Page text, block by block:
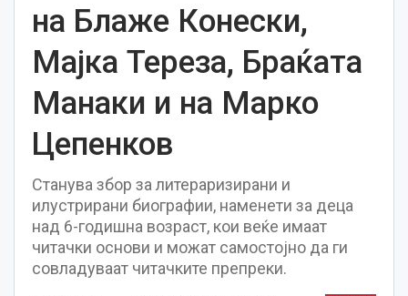
на Блаже Конески,
Мајка Тереза, Браќата
Манаки и на Марко
Цепенков
Станува збор за литераризирани и
илустрирани биографии, наменети за деца
над 6-годишна возраст, кои веќе имаат
читачки основи и можат самостојно да ги
совладуваат читачките препреки.